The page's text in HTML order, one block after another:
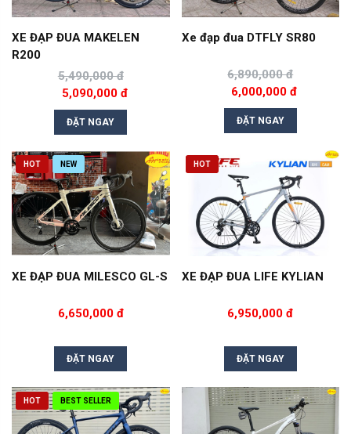
XE ĐẠP ĐUA MAKELEN
R200
5,490,000 đ
5,090,000 đ
ĐẶT NGAY
Xe đạp đua DTFLY SR80
6,890,000 đ
6,000,000 đ
ĐẶT NGAY
HOT NEW
XE ĐẠP ĐUA MILESCO GL-S
6,650,000 đ
ĐẶT NGAY
HOT
XE ĐẠP ĐUA LIFE KYLIAN
6,950,000 đ
ĐẶT NGAY
HOT BEST SELLER